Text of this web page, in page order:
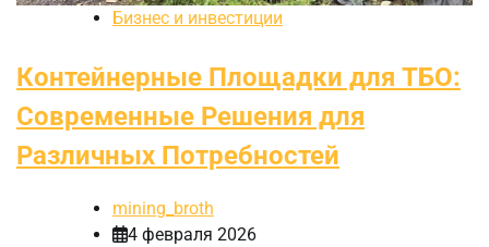
Бизнес и инвестиции
Контейнерные Площадки для ТБО:
Современные Решения для
Различных Потребностей
mining_broth
4 февраля 2026